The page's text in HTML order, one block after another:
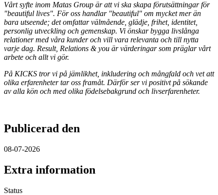
Vårt syfte inom Matas Group är att vi ska skapa förutsättningar för
"beautiful lives". För oss handlar "beautiful" om mycket mer än
bara utseende; det omfattar välmående, glädje, frihet, identitet,
personlig utveckling och gemenskap. Vi önskar bygga livslånga
relationer med våra kunder och vill vara relevanta och till nytta
varje dag. Result, Relations & you är värderingar som präglar vårt
arbete och allt vi gör.
På KICKS tror vi på jämlikhet, inkludering och mångfald och vet att
olika erfarenheter tar oss framåt. Därför ser vi positivt på sökande
av alla kön och med olika födelsebakgrund och livserfarenheter.
Publicerad den
08-07-2026
Extra information
Status